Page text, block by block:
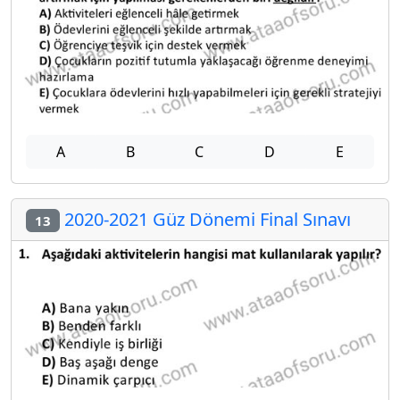
A B C D E
13 2020-2021 Güz Dönemi Final Sınavı